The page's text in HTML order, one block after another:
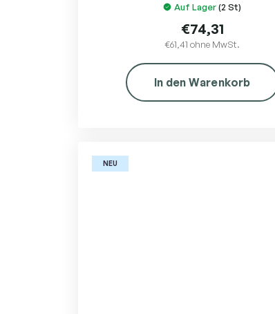
Auf Lager(2 St)
€61,41 ohne MwSt.
€74,31
In den Warenkorb
NEU